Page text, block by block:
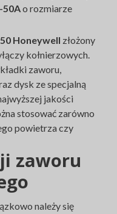
50Ao rozmiarze
Honeywell złożony
kołnierzowych.
zaworu,
dysk ze specjalną
jakości
stosować zarówno
powietrza czy
zaworu
należy się